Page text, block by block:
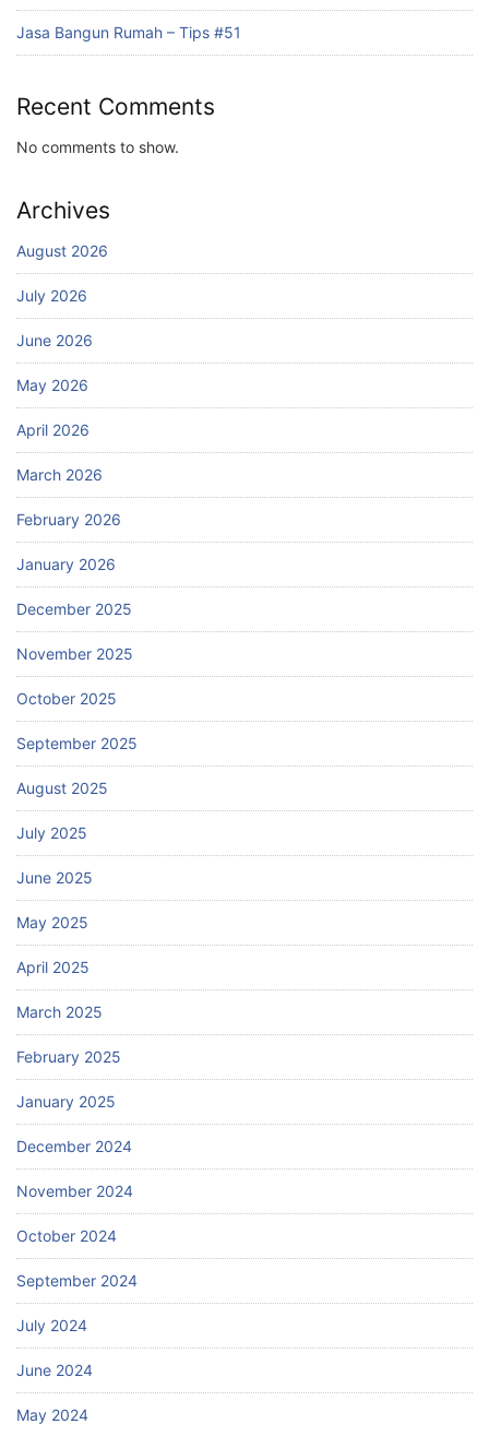
Jasa Bangun Rumah – Tips #51
Recent Comments
No comments to show.
Archives
August 2026
July 2026
June 2026
May 2026
April 2026
March 2026
February 2026
January 2026
December 2025
November 2025
October 2025
September 2025
August 2025
July 2025
June 2025
May 2025
April 2025
March 2025
February 2025
January 2025
December 2024
November 2024
October 2024
September 2024
July 2024
June 2024
May 2024